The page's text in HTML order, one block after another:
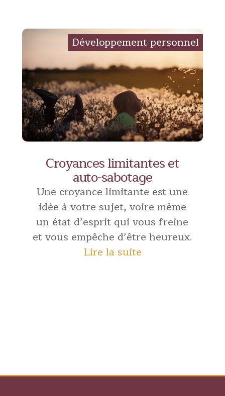
Croyances limitantes et
auto-sabotage
Une croyance limitante est une
idée à votre sujet, voire même
un état d’esprit qui vous freine
et vous empêche d’être heureux.
Lire la suite